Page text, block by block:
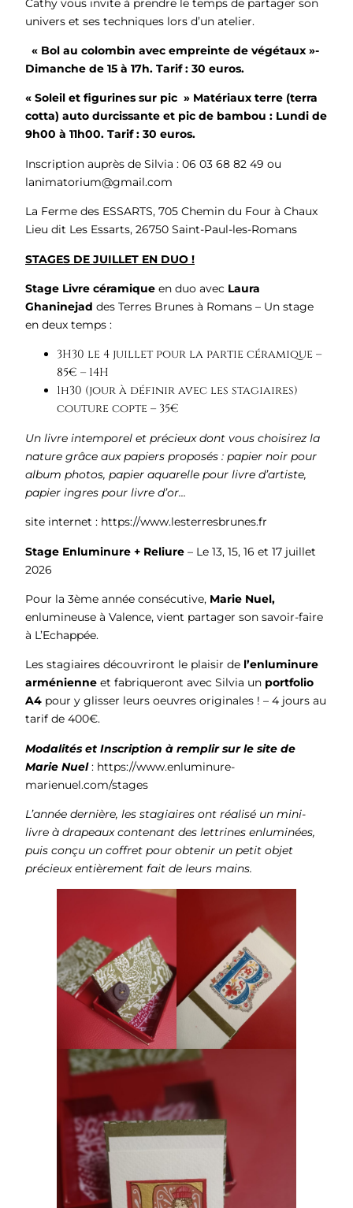
univers et ses techniques lors d’un atelier.
« Bol au colombin avec empreinte de végétaux »-
Dimanche de 15 à 17h. Tarif : 30 euros.
« Soleil et figurines sur pic » Matériaux terre (terra
cotta) auto durcissante et pic de bambou : Lundi de
9h00 à 11h00. Tarif : 30 euros.
Inscription auprès de Silvia : 06 03 68 82 49 ou
lanimatorium@gmail.com
La Ferme des ESSARTS, 705 Chemin du Four à Chaux
Lieu dit Les Essarts, 26750 Saint-Paul-les-Romans
STAGES DE JUILLET EN DUO !
Stage Livre céramique en duo avec Laura
Ghaninejad des Terres Brunes à Romans – Un stage
en deux temps :
3H30 le 4 juillet pour la partie céramique –
85€ – 14H
1h30 (jour à définir avec les stagiaires)
couture copte – 35€
Un livre intemporel et précieux dont vous choisirez la
nature grâce aux papiers proposés : papier noir pour
album photos, papier aquarelle pour livre d’artiste,
papier ingres pour livre d’or…
site internet : https://www.lesterresbrunes.fr
Stage Enluminure + Reliure – Le 13, 15, 16 et 17 juillet
2026
Pour la 3ème année consécutive, Marie Nuel,
enlumineuse à Valence, vient partager son savoir-faire
à L’Echappée.
Les stagiaires découvriront le plaisir de l’enluminure
arménienne et fabriqueront avec Silvia un portfolio
A4 pour y glisser leurs oeuvres originales ! – 4 jours au
tarif de 400€.
Modalités et Inscription à remplir sur le site de
Marie Nuel: https://www.enluminure-
marienuel.com/stages
L’année dernière, les stagiaires ont réalisé un mini-
livre à drapeaux contenant des lettrines enluminées,
puis conçu un coffret pour obtenir un petit objet
précieux entièrement fait de leurs mains.